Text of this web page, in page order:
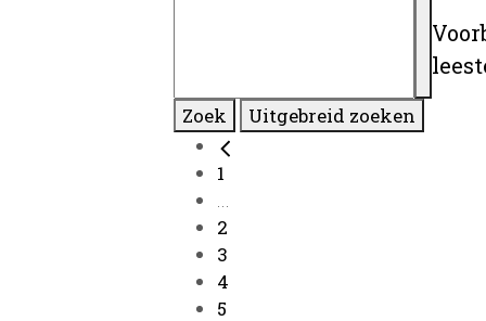
Zoek Uitgebreid zoeken
1
...
2
3
4
5